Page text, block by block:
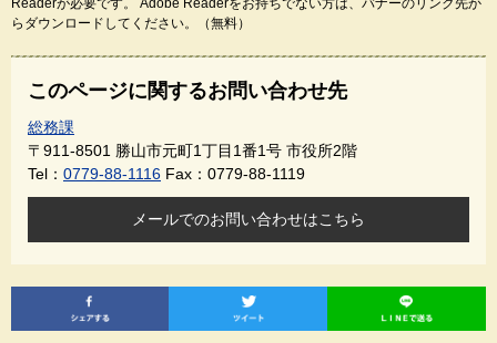
らダウンロードしてください。（無料）
このページに関するお問い合わせ先
総務課
〒911-8501 勝山市元町1丁目1番1号 市役所2階
Tel： 0779-88-1116 Fax：0779-88-1119
メールでのお問い合わせはこちら